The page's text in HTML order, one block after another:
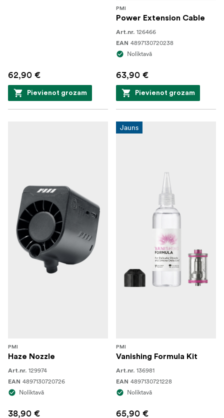
62,90 €
Pievienot grozam
PMI
Power Extension Cable
Art.nr. 126466
EAN 4897130720238
Noliktavā
63,90 €
Pievienot grozam
PMI
Haze Nozzle
Art.nr. 129974
EAN 4897130720726
Noliktavā
38,90 €
Jauns
PMI
Vanishing Formula Kit
Art.nr. 136981
EAN 4897130721228
Noliktavā
65,90 €